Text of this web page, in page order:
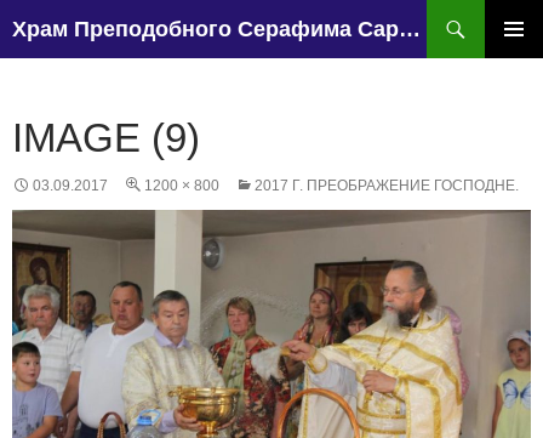
Храм Преподобного Серафима Саровского, поселок Чапаево.
IMAGE (9)
03.09.2017 1200 × 800 2017 Г. ПРЕОБРАЖЕНИЕ ГОСПОДНЕ.